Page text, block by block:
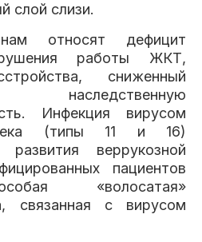
слой слизи.
относят дефицит
работы ЖКТ,
сниженный
Инфекция вирусом
(типы 11 и 16)
развития веррукозной
пациентов
«волосатая»
связанная с вирусом